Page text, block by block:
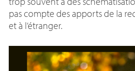
pas compte des apports de la
et à l’étranger.